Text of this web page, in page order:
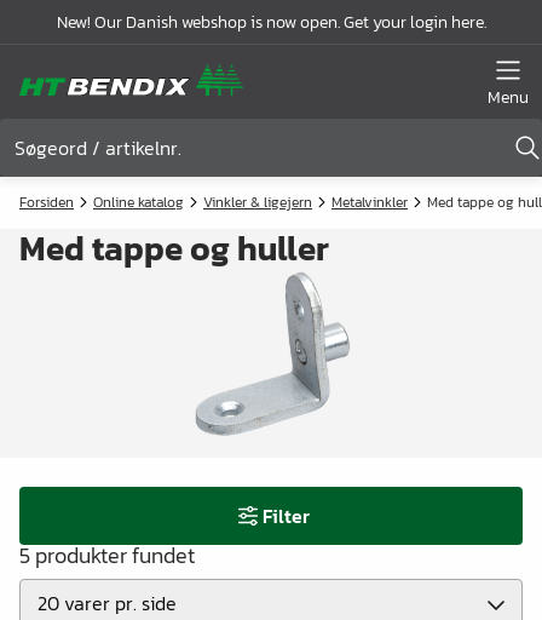
New! Our Danish webshop is now open. Get your login here.
Menu
Forsiden Online katalog Vinkler & ligejern Metalvinkler Med tappe og
Med tappe og huller
Filter
5 produkter fundet